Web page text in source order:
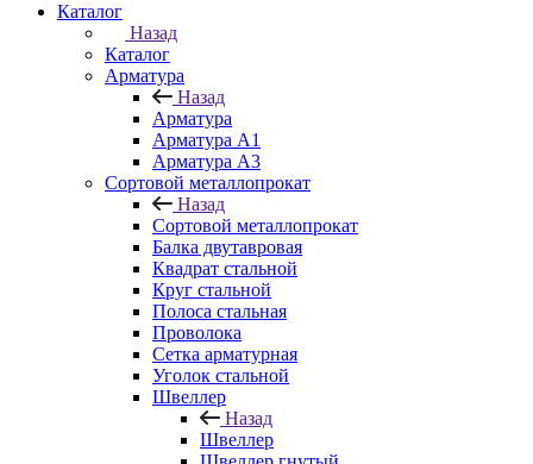
Каталог
Назад
Каталог
Арматура
Назад
Арматура
Арматура A1
Арматура А3
Сортовой металлопрокат
Назад
Сортовой металлопрокат
Балка двутавровая
Квадрат стальной
Круг стальной
Полоса стальная
Проволока
Сетка арматурная
Уголок стальной
Швеллер
Назад
Швеллер